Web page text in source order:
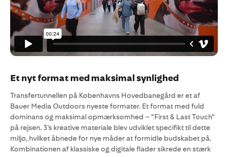
Et nyt format med maksimal synlighed
Transfertunnellen på Københavns Hovedbanegård er et af
Bauer Media Outdoors nyeste formater. Et format med fuld
dominans og maksimal opmærksomhed – ”First & Last Touch”
på rejsen. 3’s kreative materiale blev udviklet specifikt til dette
miljø, hvilket åbnede for nye måder at formidle budskabet på.
Kombinationen af klassiske og digitale flader sikrede en stærk